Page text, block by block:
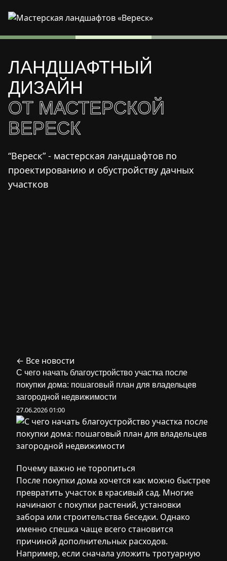
ЛАНДШАФТНЫЙ
ДИЗАЙН
ОТ МАСТЕРСКОЙ
ВЕРЕСК
“Вереск” - мастерская ландшафтов по
проектированию и обустройству дачных
участков
← Все новости
С чего начать благоустройство участка после
покупки дома: пошаговый план для владельцев
загородной недвижимости
27.06.2026 01:00
Почему важно не торопиться
После покупки дома хочется как можно быстрее
превратить участок в красивый сад. Многие
начинают с покупки растений, установки
забора или строительства беседки. Однако
именно спешка чаще всего становится
причиной дополнительных расходов.
Например, если сначала уложить тротуарную